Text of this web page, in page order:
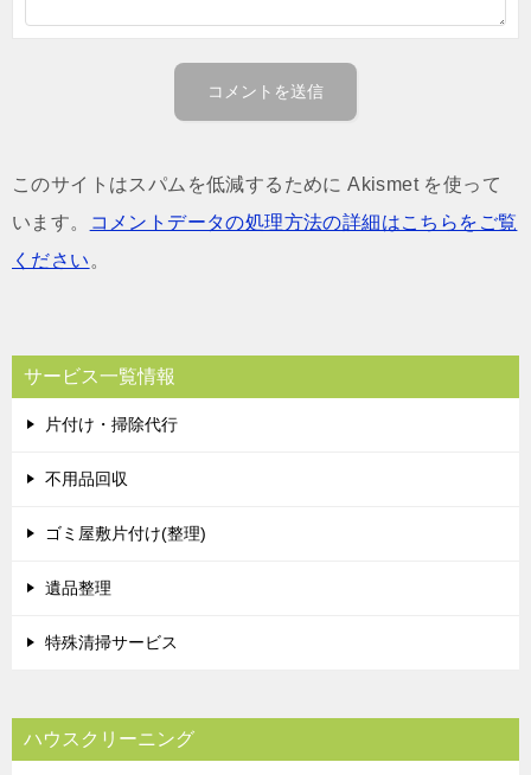
このサイトはスパムを低減するために Akismet を使って
います。
コメントデータの処理方法の詳細はこちらをご覧
ください 。
サービス一覧情報
片付け・掃除代行
不用品回収
ゴミ屋敷片付け(整理)
遺品整理
特殊清掃サービス
ハウスクリーニング